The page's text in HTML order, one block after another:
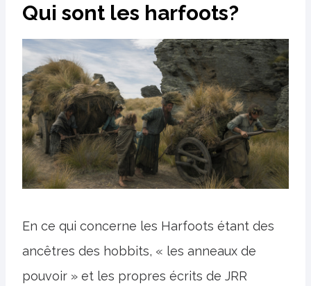
Qui sont les harfoots?
En ce qui concerne les Harfoots étant des
ancêtres des hobbits, « les anneaux de
pouvoir » et les propres écrits de JRR